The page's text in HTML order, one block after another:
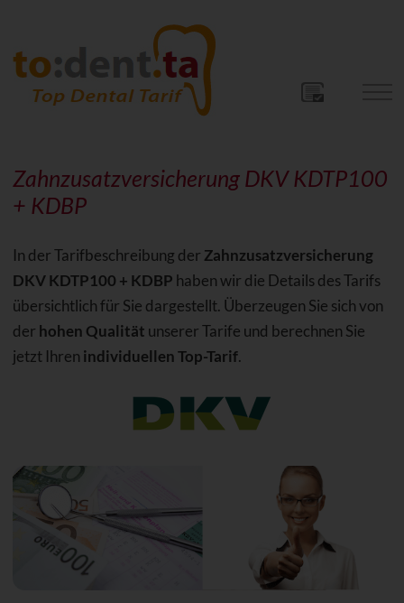
Zahnzusatzversicherung DKV KDTP100
+ KDBP
In der Tarifbeschreibung der Zahnzusatzversicherung
DKV KDTP100 + KDBP haben wir die Details des Tarifs
übersichtlich für Sie dargestellt. Überzeugen Sie sich von
der hohen Qualität unserer Tarife und berechnen Sie
jetzt Ihren individuellen Top-Tarif.